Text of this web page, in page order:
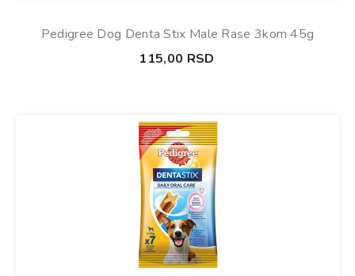
Pedigree Dog Denta Stix Male Rase 3kom 45g
115,00 RSD